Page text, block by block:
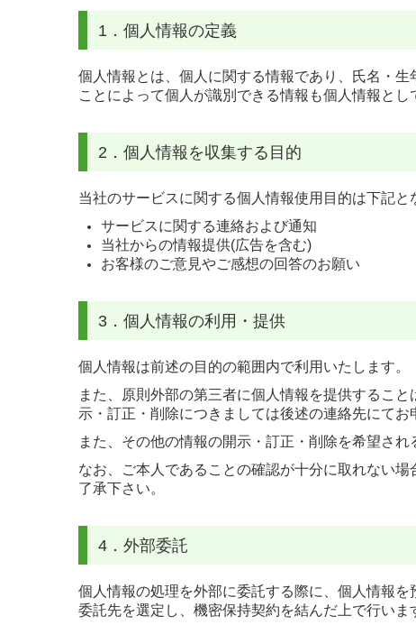
1．個人情報の定義
個人情報とは、個人に関する情報であり、氏名・
ことによって個人が識別できる情報も個人情報とし
2．個人情報を収集する目的
当社のサービスに関する個人情報使用目的は下記と
サービスに関する連絡および通知
当社からの情報提供(広告を含む)
お客様のご意見やご感想の回答のお願い
3．個人情報の利用・提供
個人情報は前述の目的の範囲内で利用いたします。
また、原則外部の第三者に個人情報を提供するこ
示・訂正・削除につきましては後述の連絡先にてお
また、その他の情報の開示・訂正・削除を希望さ
なお、ご本人であることの確認が十分に取れない
了承下さい。
4．外部委託
個人情報の処理を外部に委託する際に、個人情報
委託先を選定し、機密保持契約を結んだ上で行いま